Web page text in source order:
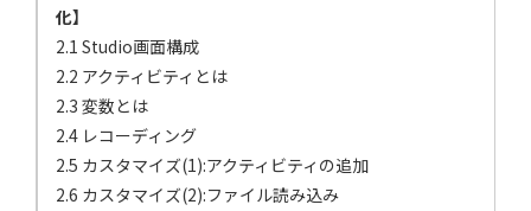
化】
2.1 Studio画面構成
2.2 アクティビティとは
2.3 変数とは
2.4 レコーディング
2.5 カスタマイズ(1):アクティビティの追加
2.6 カスタマイズ(2):ファイル読み込み